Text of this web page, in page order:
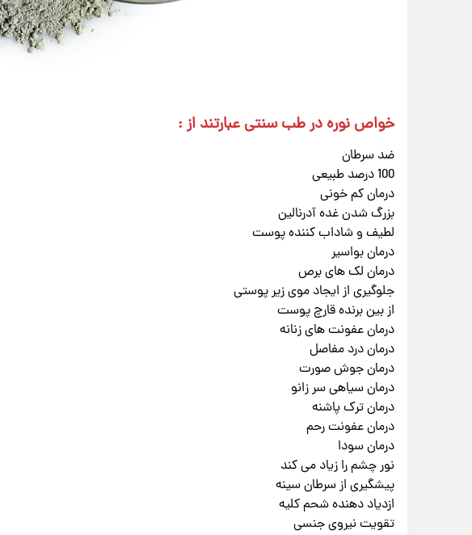
خواص نوره در طب سنتی عبارتند از :
ضد سرطان
100 درصد طبیعی
درمان کم خونی
بزرگ شدن غده آدرنالین
لطیف و شاداب کننده پوست
درمان بواسیر
درمان لک های برص
جلوگیری از ایجاد موی زیر پوستی
از بین برنده قارچ پوست
درمان عفونت های زنانه
درمان درد مفاصل
درمان جوش صورت
درمان سیاهی سر زانو
درمان ترک پاشنه
درمان عفونت رحم
درمان سودا
نور چشم را زیاد می کند
پیشگیری از سرطان سینه
ازدیاد دهنده شحم کلیه
تقویت نیروی جنسی